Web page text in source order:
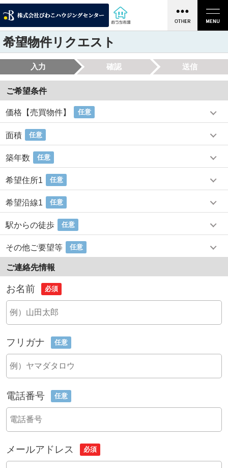
希望物件リクエスト
入力 確認 送信
ご希望条件
価格【売買物件】 任意
面積 任意
築年数 任意
希望住所1 任意
希望沿線1 任意
駅からの徒歩 任意
その他ご要望等 任意
ご連絡先情報
お名前 必須
フリガナ 任意
電話番号 任意
メールアドレス 必須